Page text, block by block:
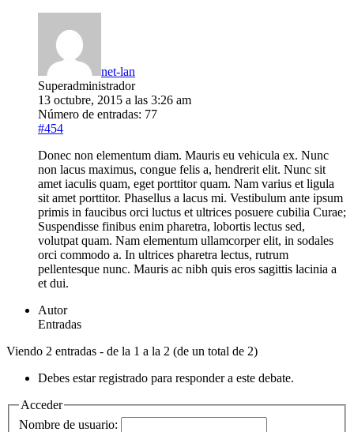
net-lan
Superadministrador
13 octubre, 2015 a las 3:26 am
Número de entradas: 77
#454
Donec non elementum diam. Mauris eu vehicula ex. Nunc
non lacus maximus, congue felis a, hendrerit elit. Nunc sit
amet iaculis quam, eget porttitor quam. Nam varius et ligula
sit amet porttitor. Phasellus a lacus mi. Vestibulum ante ipsum
primis in faucibus orci luctus et ultrices posuere cubilia Curae;
Suspendisse finibus enim pharetra, lobortis lectus sed,
volutpat quam. Nam elementum ullamcorper elit, in sodales
orci commodo a. In ultrices pharetra lectus, rutrum
pellentesque nunc. Mauris ac nibh quis eros sagittis lacinia a
et dui.
Autor
Entradas
Viendo 2 entradas - de la 1 a la 2 (de un total de 2)
Debes estar registrado para responder a este debate.
Acceder
Nombre de usuario: